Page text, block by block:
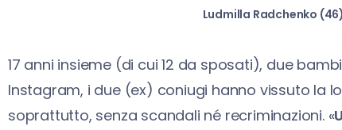
Ludmilla Radchenko
17 anni insieme (di cui 12 da sposati), due
Instagram, i due (ex) coniugi hanno vissuto la
soprattutto, senza scandali né recriminazioni. «